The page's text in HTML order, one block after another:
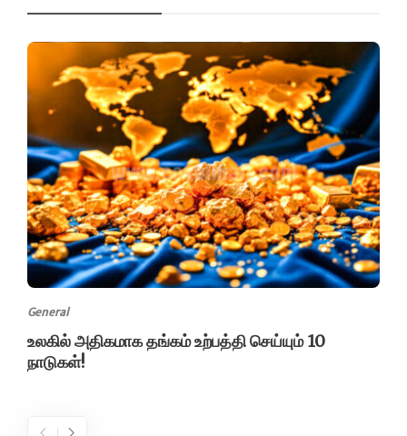
General
உலகில் அதிகமாக தங்கம் உற்பத்தி செய்யும் 10
நாடுகள்!